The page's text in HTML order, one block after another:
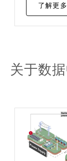
了解更多
关于数